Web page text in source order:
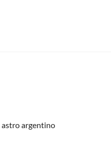
astro argentino